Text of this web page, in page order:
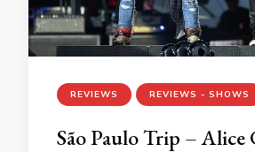
REVIEWS REVIEWS - SHOWS
São Paulo Trip – Alice